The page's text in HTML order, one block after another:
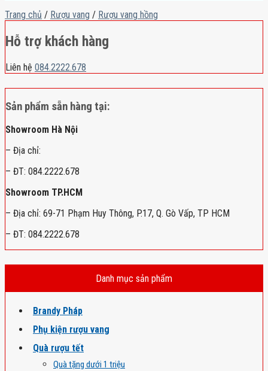
Trang chủ / Rượu vang / Rượu vang hồng
Hỗ trợ khách hàng
Liên hệ 084.2222.678
Sản phẩm sẵn hàng tại:
Showroom Hà Nội
– Địa chỉ:
– ĐT: 084.2222.678
Showroom TP.HCM
– Địa chỉ: 69-71 Phạm Huy Thông, P.17, Q. Gò Vấp, TP HCM
– ĐT: 084.2222.678
Danh mục sản phẩm
Brandy Pháp
Phụ kiện rượu vang
Quà rượu tết
Quà tặng dưới 1 triệu